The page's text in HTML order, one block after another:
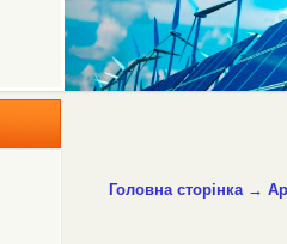
Головна сторінка→